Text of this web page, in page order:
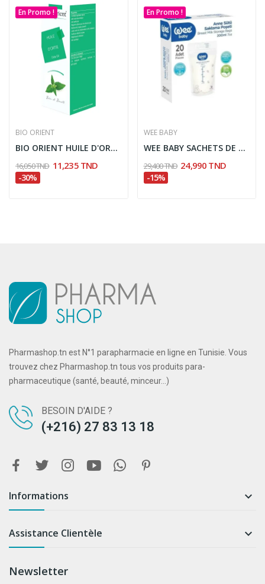
En Promo !
BIO ORIENT
BIO ORIENT HUILE D'ORTIE 90ML
16,050 TND 11,235 TND
-30%
En Promo !
WEE BABY
WEE BABY SACHETS DE CONSERVATION 20 PIECES
29,400 TND 24,990 TND
-15%
Pharmashop.tn est N°1 parapharmacie en ligne en Tunisie. Vous
trouvez chez Pharmashop.tn tous vos produits para-
pharmaceutique (santé, beauté, minceur...)
BESOIN D'AIDE ?
(+216) 27 83 13 18
Informations 
Assistance Clientèle 
Newsletter